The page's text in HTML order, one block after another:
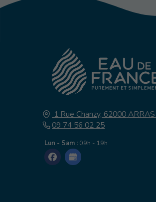
1 Rue Chanzy, 62000ARRAS
09 74 56 02 25
Lun - Sam : 09h - 19h